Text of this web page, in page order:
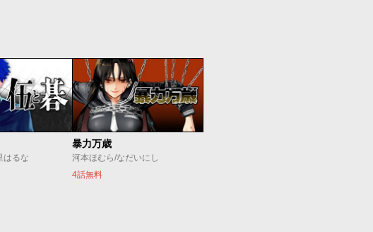
はるな
暴力万歳
河本ほむら/なだいにし
4話無料